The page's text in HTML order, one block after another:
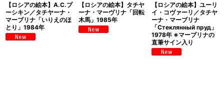
【ロシアの絵本】A.C.プ
ーシキン／タチヤーナ・
マーブリナ「いりえのほ
とり」1984年
【ロシアの絵本】タチヤ
ーナ・マーヴリナ「回転
木馬」1985年
【ロシアの絵本】ユーリ
イ・コヴァーリ／タチヤ
ーナ・マーブリナ
「Стеклянный пруд」
1978年 ※マーブリナの
直筆サイン入り